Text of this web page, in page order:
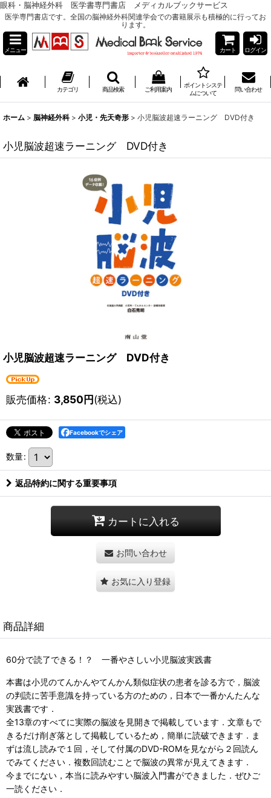
眼科・脳神経外科 医学書専門書店 メディカルブックサービス
医学専門書店です。全国の脳神経外科関連学会での書籍展示も積極的に行ってお
ります。
メニュー カート ログイン
カテゴリ 商品検索 ご利用案内
ポイントシステ
ムについて
問い合わせ
ホーム > 脳神経外科 > 小児・先天奇形 > 小児脳波超速ラーニング DVD付き
小児脳波超速ラーニング DVD付き
小児脳波超速ラーニング DVD付き
販売価格: 3,850円(税込)
Facebookでシェア
数量:
返品特約に関する重要事項
カートに入れる
お問い合わせ
お気に入り登録
商品詳細
60分で読了できる！？ 一番やさしい小児脳波実践書
本書は小児のてんかんやてんかん類似症状の患者を診る方で，脳波
の判読に苦手意識を持っている方のための，日本で一番かんたんな
実践書です．
全13章のすべてに実際の脳波を見開きで掲載しています．文章もで
きるだけ削ぎ落として掲載しているため，簡単に読破できます．ま
ずは流し読みで１回，そして付属のDVD-ROMを見ながら２回読ん
でみてください．複数回読むことで脳波の異常が見えてきます．
今までにない，本当に読みやすい脳波入門書ができました．ぜひご
一読ください．